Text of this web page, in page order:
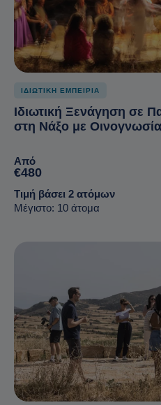
ΙΔΙΩΤΙΚΗ ΕΜΠΕΙΡΙΑ
Ιδιωτική Ξενάγηση σε
στη Νάξο με
Από
€480
Τιμή βάσει 2 ατόμων
Μέγιστο: 10 άτομα